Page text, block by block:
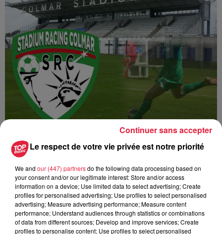
Match SR Colmar / US Créteil Football
Le respect de votre vie privée est notre priorité
We and our (447) partnersdo the following data processing based on
your consent and/or our legitimate interest: Store and/or access
information on a device; Use limited data to select advertising; Create
profiles for personalised advertising; Use profiles to select personalised
advertising; Measure advertising performance; Measure content
performance; Understand audiences through statistics or combinations
of data from different sources; Develop and improve services; Create
profiles to personalise content; Use profiles to select personalised
Continuer sans accepter